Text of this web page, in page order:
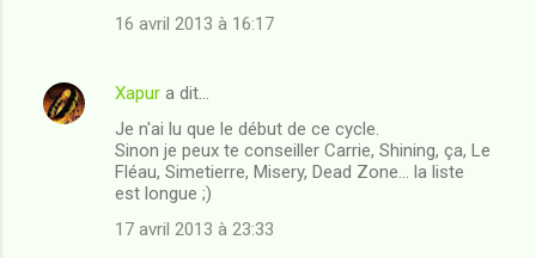
16 avril 2013 à 16:17
Xapur a dit…
Je n'ai lu que le début de ce cycle.
Sinon je peux te conseiller Carrie, Shining, ça, Le
Fléau, Simetierre, Misery, Dead Zone... la liste
est longue ;)
17 avril 2013 à 23:33